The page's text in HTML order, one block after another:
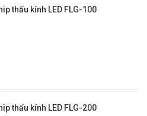
thấu kính LED FLG-100
thấu kính LED FLG-200